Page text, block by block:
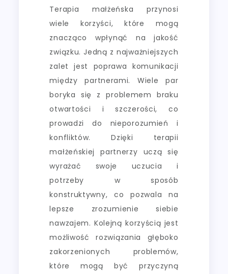
Terapia małżeńska przynosi
wiele korzyści, które mogą
znacząco wpłynąć na jakość
związku. Jedną z najważniejszych
zalet jest poprawa komunikacji
między partnerami. Wiele par
boryka się z problemem braku
otwartości i szczerości, co
prowadzi do nieporozumień i
konfliktów. Dzięki terapii
małżeńskiej partnerzy uczą się
wyrażać swoje uczucia i
potrzeby w sposób
konstruktywny, co pozwala na
lepsze zrozumienie siebie
nawzajem. Kolejną korzyścią jest
możliwość rozwiązania głęboko
zakorzenionych problemów,
które mogą być przyczyną